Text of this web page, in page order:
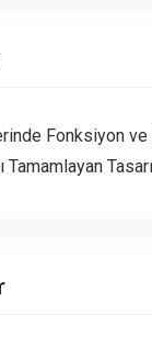
Fonksiyon ve
Tamamlayan